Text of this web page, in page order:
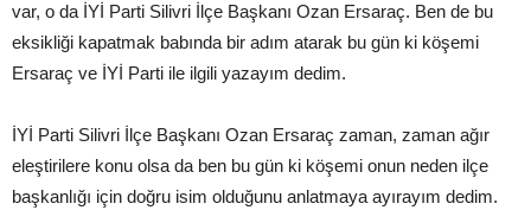
var, o da İYİ Parti Silivri İlçe Başkanı Ozan Ersaraç. Ben de bu
eksikliği kapatmak babında bir adım atarak bu gün ki köşemi
Ersaraç ve İYİ Parti ile ilgili yazayım dedim.
İYİ Parti Silivri İlçe Başkanı Ozan Ersaraç zaman, zaman ağır
eleştirilere konu olsa da ben bu gün ki köşemi onun neden ilçe
başkanlığı için doğru isim olduğunu anlatmaya ayırayım dedim.